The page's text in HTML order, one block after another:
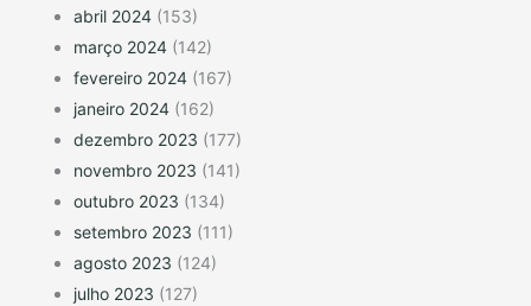
abril 2024 (153)
março 2024 (142)
fevereiro 2024 (167)
janeiro 2024 (162)
dezembro 2023 (177)
novembro 2023 (141)
outubro 2023 (134)
setembro 2023 (111)
agosto 2023 (124)
julho 2023 (127)